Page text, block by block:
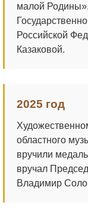
малой
Российской
Казаковой.
2025 год
областного
вручили
вручал
Владимир